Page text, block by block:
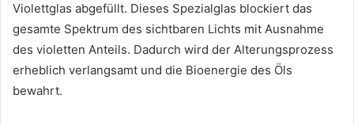
Violettglas abgefüllt. Dieses Spezialglas blockiert das
gesamte Spektrum des sichtbaren Lichts mit Ausnahme
des violetten Anteils. Dadurch wird der Alterungsprozess
erheblich verlangsamt und die Bioenergie des Öls
bewahrt.